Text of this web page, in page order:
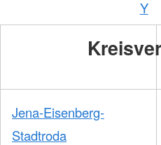
Y
Jena-Eisenberg-
Stadtroda